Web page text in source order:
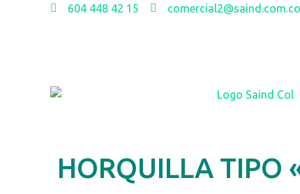
604 448 42 15 comercial2@saind.com.co
HORQUILLA TIPO